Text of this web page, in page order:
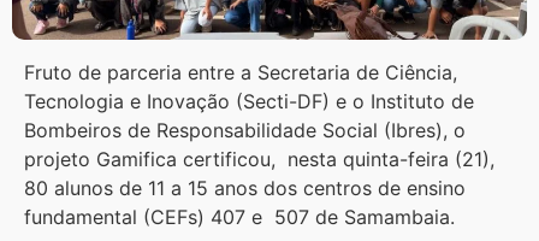
Fruto de parceria entre a Secretaria de Ciência,
Tecnologia e Inovação (Secti-DF) e o Instituto de
Bombeiros de Responsabilidade Social (Ibres), o
projeto Gamifica certificou, nesta quinta-feira (21),
80 alunos de 11 a 15 anos dos centros de ensino
fundamental (CEFs) 407 e 507 de Samambaia.